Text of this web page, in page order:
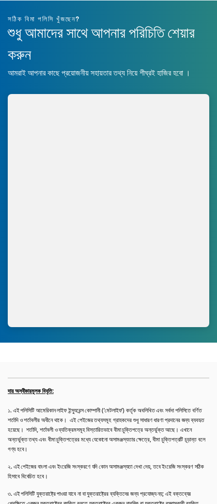
সঠিক বিমা পলিসি খুঁজছেন?
শুধু আমাদের সাথে আপনার পরিচিতি শেয়ার
করুন
আমরাই আপনার কাছে প্রয়োজনীয় সহায়তার তথ্য নিয়ে শীঘ্রই হাজির হবো ।
দায় অস্বীকারমূলক বিবৃতি:
১. এই পলিসিটি আমেরিকান লাইফ ইন্স্যুরেন্স কোম্পানী (‘মেটলাইফ’) কর্তৃক অবলিখিত এবং সর্বদা পলিসিতে বর্ণিত
শর্তাদি ও শর্তাবলীর অধীনে থাকে। এই পেইজের তথ্যসমূহ গ্রাহকদের শুধু সাধারণ ধারণা প্রদানের জন্য ব্যবহৃত
হয়েছে। শর্তাদি, শর্তাবলী ও ব্যতিক্রমসমূহ বিস্তারিতভাবে বীমা চুক্তিপত্রে অন্তর্ভুক্ত আছে। এখানে
অন্তর্ভুক্ত তথ্য এবং বীমা চুক্তিপত্রের মধ্যে যেকোনো অসামঞ্জস্যতার ক্ষেত্রে, বীমা চুক্তিপত্রটি চূড়ান্ত বলে
গণ্য হবে।
২. এই পেইজের বাংলা এবং ইংরেজি সংস্করণে যদি কোন অসামঞ্জস্যতা দেখা দেয়, তবে ইংরেজি সংস্করণ সঠিক
হিসাবে বিবেচিত হবে।
৩. এই পলিসিটি যুক্তরাষ্ট্রে পাওয়া যাবে না বা যুক্তরাষ্ট্রের ব্যক্তিদের জন্য প্রযোজ্য নয়; এই বক্তব্যের